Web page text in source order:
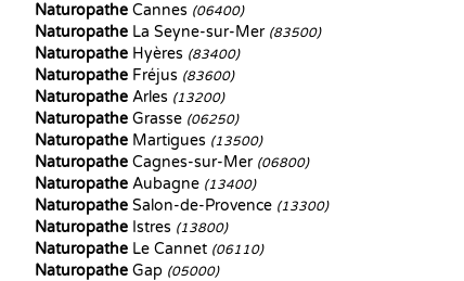
Naturopathe Cannes (06400)
Naturopathe La Seyne-sur-Mer (83500)
Naturopathe Hyères (83400)
Naturopathe Fréjus (83600)
Naturopathe Arles (13200)
Naturopathe Grasse (06250)
Naturopathe Martigues (13500)
Naturopathe Cagnes-sur-Mer (06800)
Naturopathe Aubagne (13400)
Naturopathe Salon-de-Provence (13300)
Naturopathe Istres (13800)
Naturopathe Le Cannet (06110)
Naturopathe Gap (05000)